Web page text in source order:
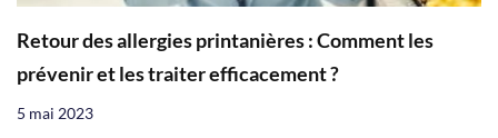
Retour des allergies printanières : Comment les
prévenir et les traiter efficacement ?
5 mai 2023